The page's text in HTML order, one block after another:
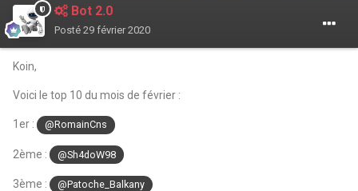
Bot 2.0
Posté 29 février 2020
Koin,
Voici le top 10 du mois de février :
1er : @RomainCns
2ème : @Sh4doW98
3ème : @Patoche_Balkany